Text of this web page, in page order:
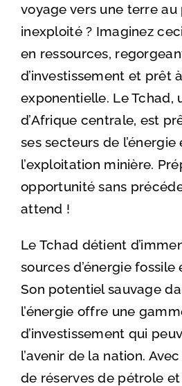
voyage vers une terre
inexploité ? Imaginez
en ressources,
d’investissement et prêt
exponentielle. Le Tchad,
d’Afrique centrale, est
ses secteurs de l’énergie
l’exploitation minière.
opportunité sans
attend !
Le Tchad détient
sources d’énergie
Son potentiel sauvage
l’énergie offre une
d’investissement qui
l’avenir de la nation.
de réserves de pétrole